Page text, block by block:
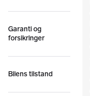
Garanti og
forsikringer
Bilens tilstand